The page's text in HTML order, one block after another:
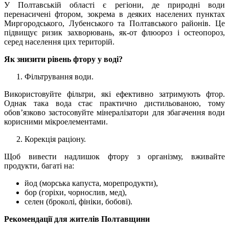
У Полтавській області є регіони, де природні води
перенасичені фтором, зокрема в деяких населених пунктах
Миргородського, Лубенського та Полтавського районів. Це
підвищує ризик захворювань, як-от флюороз і остеопороз,
серед населення цих територій.
Як знизити рівень фтору у воді?
Фільтрування води.
Використовуйте фільтри, які ефективно затримують фтор.
Однак така вода стає практично дистильованою, тому
обов’язково застосовуйте мінералізатори для збагачення води
корисними мікроелементами.
Корекція раціону.
Щоб вивести надлишок фтору з організму, вживайте
продукти, багаті на:
йод (морська капуста, морепродукти),
бор (горіхи, чорнослив, мед),
селен (броколі, фініки, бобові).
Рекомендації для жителів Полтавщини